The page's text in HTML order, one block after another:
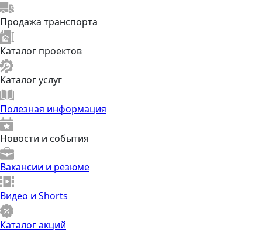
Продажа транспорта
Каталог проектов
Каталог услуг
Полезная информация
Новости и события
Вакансии и резюме
Видео и Shorts
Каталог акций